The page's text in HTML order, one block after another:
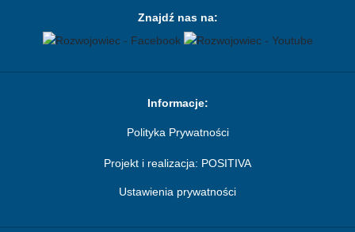
Znajdź nas na:
Informacje:
Polityka Prywatności
Projekt i realizacja: POSITIVA
Ustawienia prywatności